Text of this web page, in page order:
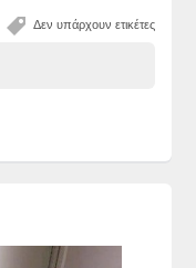
Δεν υπάρχουν ετικέτες